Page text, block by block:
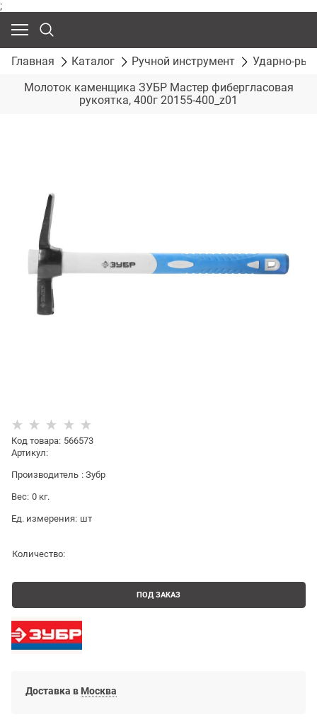
;
Главная Каталог Ручной инструмент
Ударно-
Молоток каменщика ЗУБР Мастер фибергласовая
рукоятка, 400г 20155-400_z01
Код товара: 566573
Артикул:
Производитель : Зубр
Вес: 0 кг.
Ед. измерения: шт
Количество:
ПОД ЗАКАЗ
Доставка в Москва